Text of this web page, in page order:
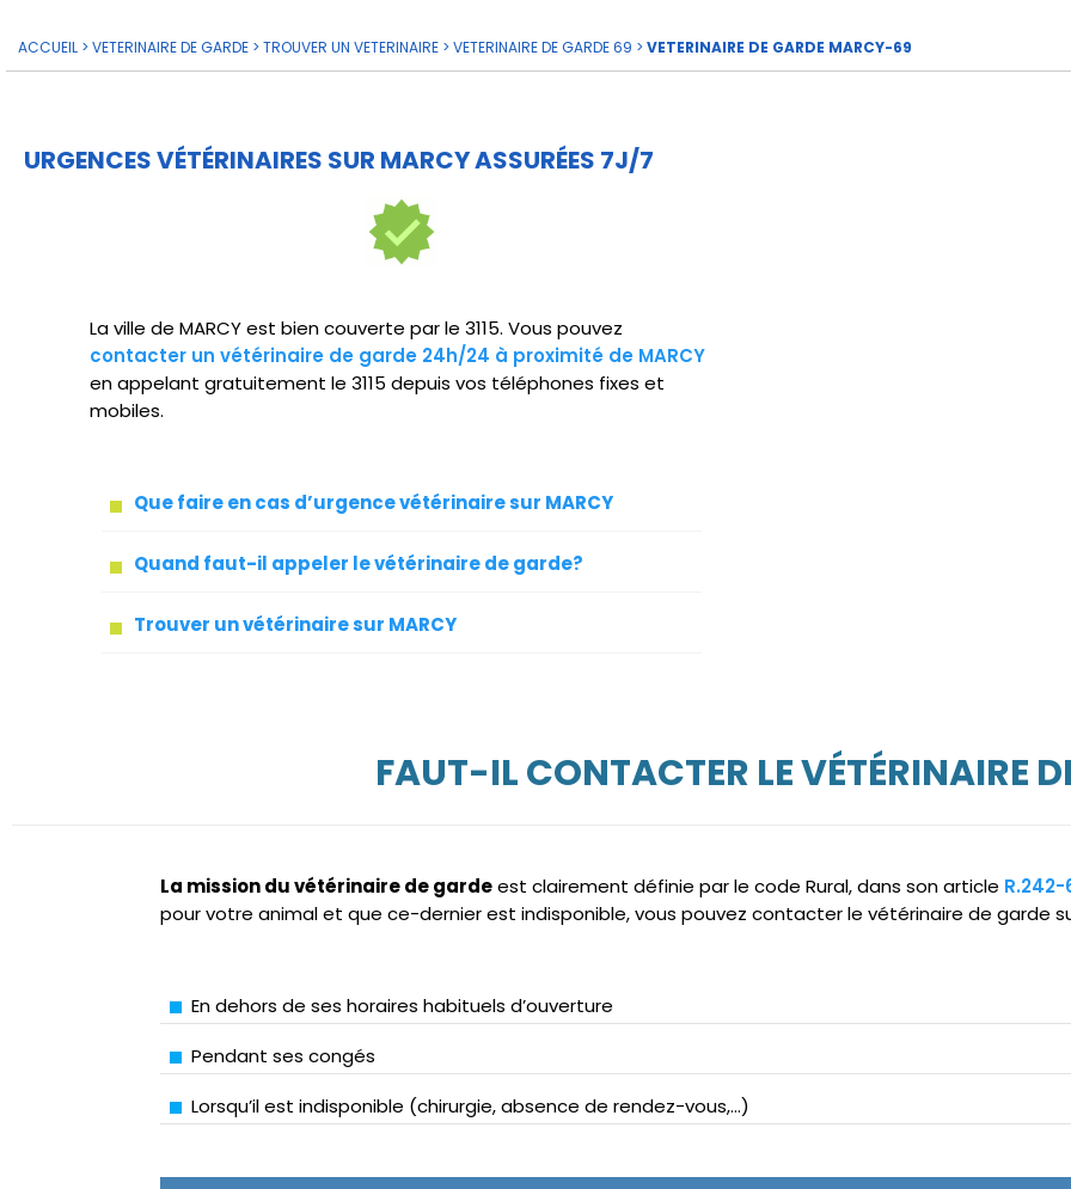
ACCUEIL > VETERINAIRE DE GARDE > TROUVER UN VETERINAIRE > VETERINAIRE DE GARDE 69 > VETERINAIRE DE GARDE MARCY-69
URGENCES VÉTÉRINAIRES SUR MARCY ASSURÉES 7J/7
La ville de MARCY est bien couverte par le 3115. Vous pouvez
contacter un vétérinaire de garde 24h/24 à proximité de MARCY
en appelant gratuitement le 3115 depuis vos téléphones fixes et
mobiles.
Que faire en cas d’urgence vétérinaire sur MARCY
Quand faut-il appeler le vétérinaire de garde?
Trouver un vétérinaire sur MARCY
FAUT-IL CONTACTER LE VÉTÉRINAIRE
La mission du vétérinaire de gardeest clairement définie par le code Rural, dans son article R.242-
pour votre animal et que ce-dernier est indisponible, vous pouvez contacter le vétérinaire de garde
En dehors de ses horaires habituels d’ouverture
Pendant ses congés
Lorsqu’il est indisponible (chirurgie, absence de rendez-vous,...)